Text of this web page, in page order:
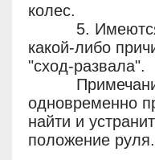
колес.
5. Имеются
какой-либо
"сход-развала".
Примечание:
одновременно
найти и
положение руля.